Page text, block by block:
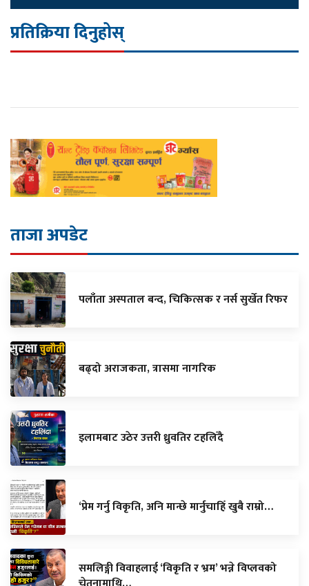
प्रतिक्रिया दिनुहोस्
ताजा अपडेट
पलाँता अस्पताल बन्द, चिकित्सक र नर्स सुर्खेत रिफर
बढ्दो अराजकता, त्रासमा नागरिक
इलामबाट उठेर उत्तरी ध्रुवतिर टहलिँदै
‘प्रेम गर्नु विकृति, अनि मान्छे मार्नुचाहिँ खुबै राम्रो…
समलिङ्गी विवाहलाई ‘विकृति र भ्रम’ भन्ने विप्लवको